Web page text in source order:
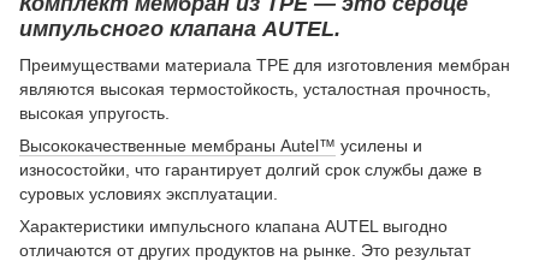
импульсного клапана AUTEL.
Преимуществами материала TPE для изготовления мембран
являются высокая термостойкость, усталостная прочность,
высокая упругость.
Высококачественные мембраны Autel™ усилены и
износостойки, что гарантирует долгий срок службы даже в
суровых условиях эксплуатации.
Характеристики импульсного клапана AUTEL выгодно
отличаются от других продуктов на рынке. Это результат